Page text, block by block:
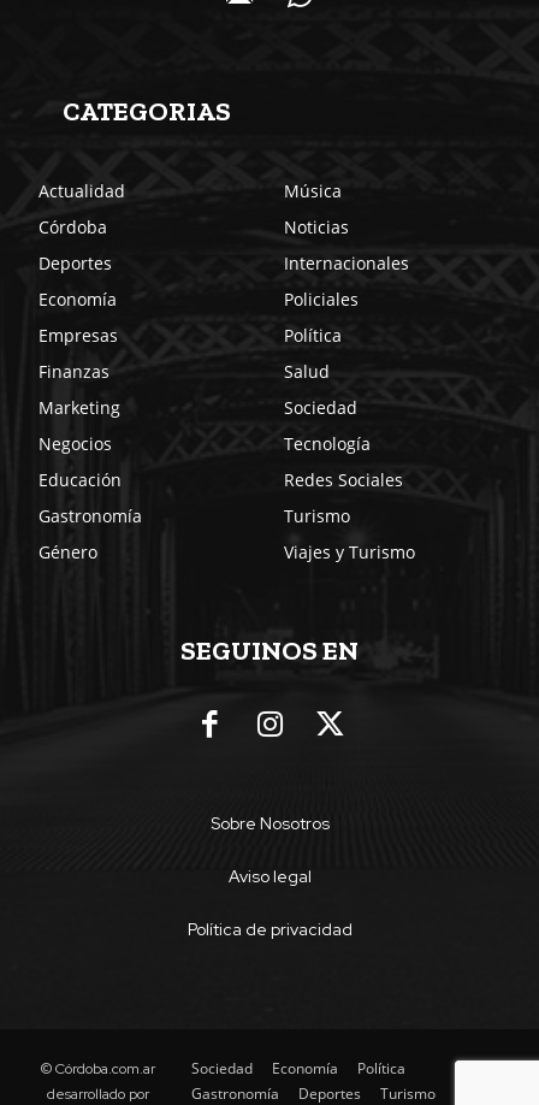
CATEGORIAS
Actualidad
Córdoba
Deportes
Economía
Empresas
Finanzas
Marketing
Negocios
Educación
Gastronomía
Género
Música
Noticias
Internacionales
Policiales
Política
Salud
Sociedad
Tecnología
Redes Sociales
Turismo
Viajes y Turismo
SEGUINOS EN
Sobre Nosotros
Aviso legal
Política de privacidad
© Córdoba.com.ar
desarrollado por
Sociedad Economía
Política
Gastronomía
Deportes Turismo